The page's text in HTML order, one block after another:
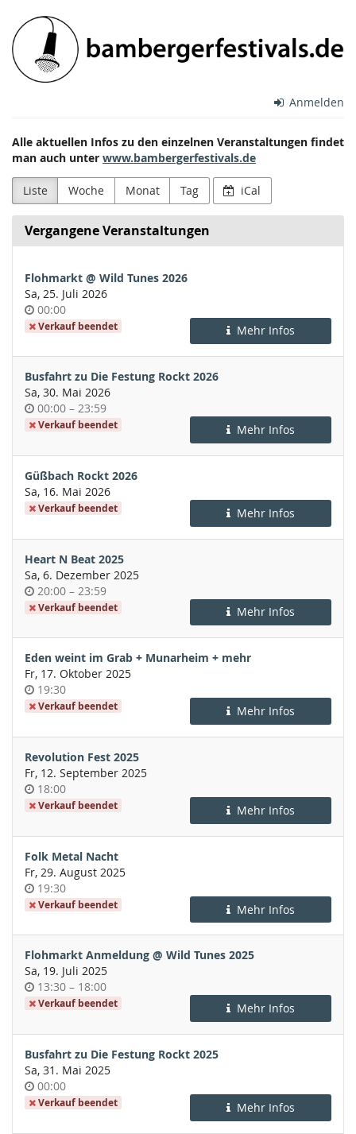
Zum
Haupt-
Inhalt
springen
Bamberger
Festivals
e.V.
Anmelden
Alle aktuellen Infos zu den einzelnen Veranstaltungen findet
man auch unter www.bambergerfestivals.de
Liste Woche Monat Tag iCal
Vergangene Veranstaltungen
Flohmarkt @ Wild Tunes 2026
Sa, 25. Juli 2026
Uhrzeit
00:00
Verkauf beendet Mehr Infos
Busfahrt zu Die Festung Rockt 2026
Sa, 30. Mai 2026
Uhrzeit
00:00 –bis
23:59
Verkauf beendet Mehr Infos
Güßbach Rockt 2026
Sa, 16. Mai 2026
Verkauf beendet Mehr Infos
Heart N Beat 2025
Sa, 6. Dezember 2025
Uhrzeit
20:00 –bis
23:59
Verkauf beendet Mehr Infos
Eden weint im Grab + Munarheim + mehr
Fr, 17. Oktober 2025
Uhrzeit
19:30
Verkauf beendet Mehr Infos
Revolution Fest 2025
Fr, 12. September 2025
Uhrzeit
18:00
Verkauf beendet Mehr Infos
Folk Metal Nacht
Fr, 29. August 2025
Uhrzeit
19:30
Verkauf beendet Mehr Infos
Flohmarkt Anmeldung @ Wild Tunes 2025
Sa, 19. Juli 2025
Uhrzeit
13:30 –bis
18:00
Verkauf beendet Mehr Infos
Busfahrt zu Die Festung Rockt 2025
Sa, 31. Mai 2025
Uhrzeit
00:00
Verkauf beendet Mehr Infos